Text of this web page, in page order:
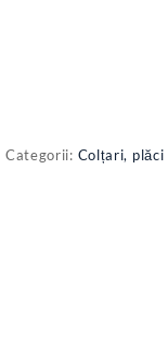
Categorii: Colțari,